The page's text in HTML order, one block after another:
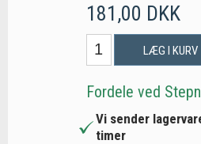
181,00 DKK
LÆG I KURV
Fordele ved
Vi sender
timer